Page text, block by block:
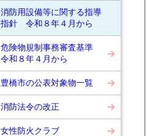
消防用設備等に関する指導
指針 令和８年４月から
危険物規制事務審査基準
令和８年４月から
豊橋市の公表対象物一覧
消防法令の改正
女性防火クラブ